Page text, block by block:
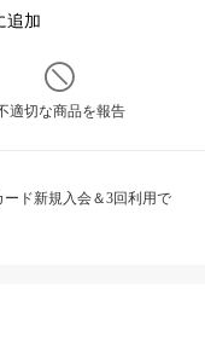
追加
適切な商品を報告
ード新規入会＆3回利用で